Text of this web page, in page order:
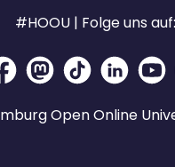
#HOOU | Folge uns auf:
Open Online